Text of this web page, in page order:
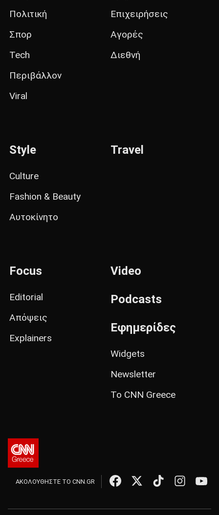
Πολιτική
Σπορ
Tech
Περιβάλλον
Viral
Επιχειρήσεις
Αγορές
Διεθνή
Style
Culture
Fashion & Beauty
Αυτοκίνητο
Travel
Focus
Editorial
Απόψεις
Explainers
Video
Podcasts
Εφημερίδες
Widgets
Newsletter
Το CNN Greece
ΑΚΟΛΟΥΘΗΣΤΕ ΤΟ CNN.GR